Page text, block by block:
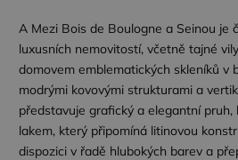
A Mezi Bois de Boulogne a Seinou je
luxusních nemovitostí, včetně tajné
domovem emblematických skleníků v
modrými kovovými strukturami a
představuje grafický a elegantní pruh,
lakem, který připomíná litinovou
dispozici v řadě hlubokých barev a